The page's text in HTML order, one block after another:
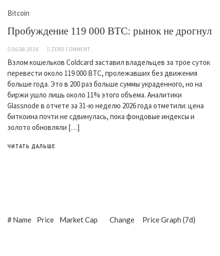
Bitcoin
Пробуждение 119 000 BTC: рынок не дрогнул
06.08.2026 ZERO COMMENT
Взлом кошельков Coldcard заставил владельцев за трое суток
перевести около 119 000 BTC, пролежавших без движения
больше года. Это в 200 раз больше суммы украденного, но на
биржи ушло лишь около 11% этого объема. Аналитики
Glassnode в отчете за 31-ю неделю 2026 года отметили: цена
биткоина почти не сдвинулась, пока фондовые индексы и
золото обновляли […]
ЧИТАТЬ ДАЛЬШЕ
#Name Price Market Cap Change Price Graph (7d)